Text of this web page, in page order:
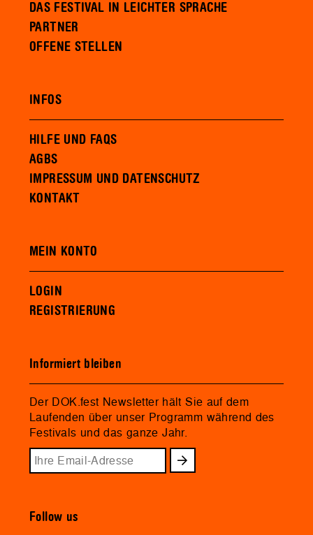
DAS FESTIVAL IN LEICHTER SPRACHE
PARTNER
OFFENE STELLEN
INFOS
HILFE UND FAQS
AGBS
IMPRESSUM UND DATENSCHUTZ
KONTAKT
MEIN KONTO
LOGIN
REGISTRIERUNG
Informiert bleiben
Der DOK.fest Newsletter hält Sie auf dem
Laufenden über unser Programm während des
Festivals und das ganze Jahr.
Follow us